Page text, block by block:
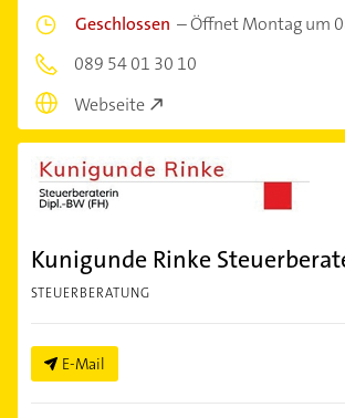
Geschlossen –Öffnet Montag um
089 54 01 30 10
Webseite
Kunigunde Rinke
STEUERBERATUNG
E-Mail